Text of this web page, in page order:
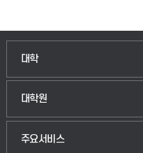
대학
인문융합공공인재학부
법경영학부
대학원
일반대학원
산업대학원
주요서비스
입학안내